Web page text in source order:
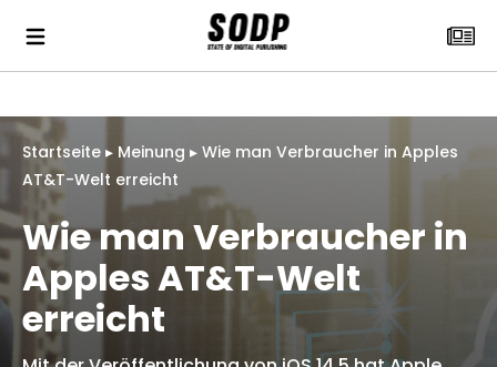
Startseite ▸ Meinung ▸ Wie man Verbraucher in Apples
AT&T-Welt erreicht
Wie man Verbraucher in
Apples AT&T-Welt
erreicht